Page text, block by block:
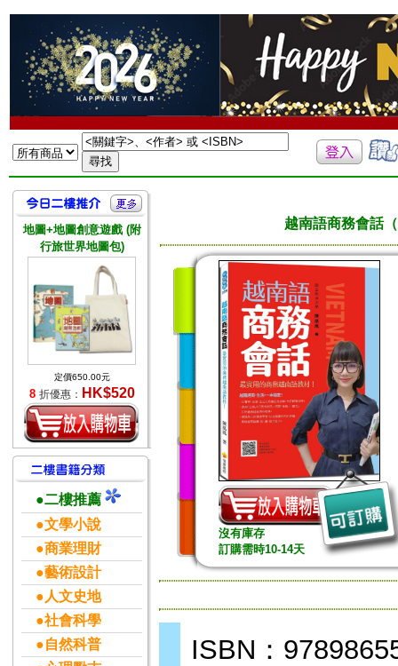
地圖+地圖創意遊戲 (附
行旅世界地圖包)
定價650.00元
8 折優惠： HK$520
●二樓推薦
●文學小說
●商業理財
●藝術設計
●人文史地
●社會科學
●自然科普
越南語商務會話
沒有庫存
訂購需時10-14天
ISBN：